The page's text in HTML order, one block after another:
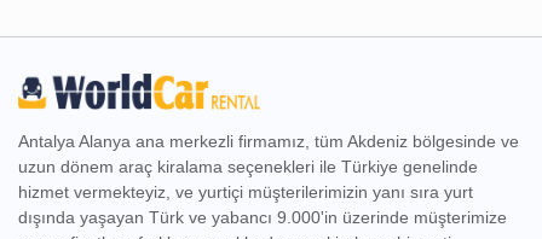
Antalya Alanya ana merkezli firmamız, tüm Akdeniz bölgesinde ve
uzun dönem araç kiralama seçenekleri ile Türkiye genelinde
hizmet vermekteyiz, ve yurtiçi müşterilerimizin yanı sıra yurt
dışında yaşayan Türk ve yabancı 9.000'in üzerinde müşterimize